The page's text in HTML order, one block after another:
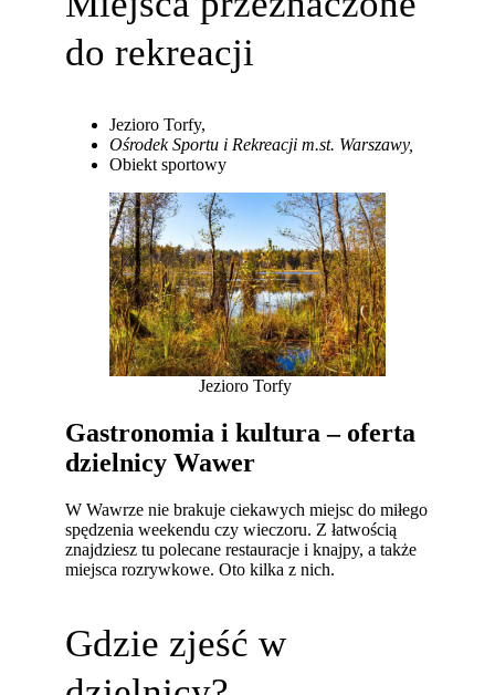
do rekreacji
Jezioro Torfy,
Ośrodek Sportu i Rekreacji m.st. Warszawy,
Obiekt sportowy
Jezioro Torfy
Gastronomia i kultura – oferta
dzielnicy Wawer
W Wawrze nie brakuje ciekawych miejsc do miłego
spędzenia weekendu czy wieczoru. Z łatwością
znajdziesz tu polecane restauracje i knajpy, a także
miejsca rozrywkowe. Oto kilka z nich.
Gdzie zjeść w